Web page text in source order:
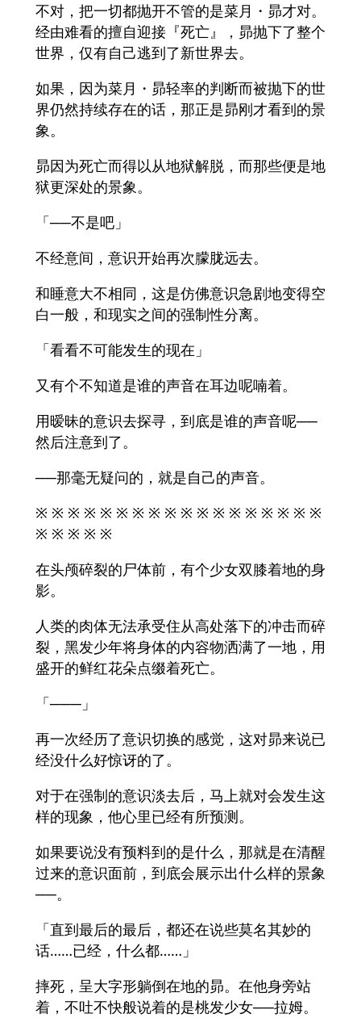
不对，把一切都抛开不管的是菜月・昴才对。
经由难看的擅自迎接『死亡』，昴抛下了整个
世界，仅有自己逃到了新世界去。
如果，因为菜月・昴轻率的判断而被抛下的世
界仍然持续存在的话，那正是昴刚才看到的景
象。
昴因为死亡而得以从地狱解脱，而那些便是地
狱更深处的景象。
「──不是吧」
不经意间，意识开始再次朦胧远去。
和睡意大不相同，这是仿佛意识急剧地变得空
白一般，和现实之间的强制性分离。
「看看不可能发生的现在」
又有个不知道是谁的声音在耳边呢喃着。
用暧昧的意识去探寻，到底是谁的声音呢──
然后注意到了。
──那毫无疑问的，就是自己的声音。
※ ※ ※ ※ ※ ※ ※ ※ ※ ※ ※ ※ ※ ※ ※ ※ ※ ※
※ ※ ※ ※ ※
在头颅碎裂的尸体前，有个少女双膝着地的身
影。
人类的肉体无法承受住从高处落下的冲击而碎
裂，黑发少年将身体的内容物洒满了一地，用
盛开的鲜红花朵点缀着死亡。
「───」
再一次经历了意识切换的感觉，这对昴来说已
经没什么好惊讶的了。
对于在强制的意识淡去后，马上就对会发生这
样的现象，他心里已经有所预测。
如果要说没有预料到的是什么，那就是在清醒
过来的意识面前，到底会展示出什么样的景象
──。
「直到最后的最后，都还在说些莫名其妙的
话……已经，什么都……」
摔死，呈大字形躺倒在地的昴。在他身旁站
着，不吐不快般说着的是桃发少女──拉姆。